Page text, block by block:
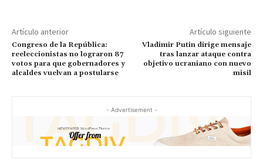
Artículo anterior
Congreso de la República:
reeleccionistas no lograron 87
votos para que gobernadores y
alcaldes vuelvan a postularse
Artículo siguiente
Vladimir Putin dirige mensaje
tras lanzar ataque contra
objetivo ucraniano con nuevo
misil
- Advertisement -